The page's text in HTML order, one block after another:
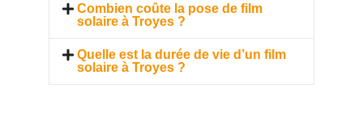
Combien coûte la pose de film
solaire à Troyes ?
Quelle est la durée de vie d’un film
solaire à Troyes ?